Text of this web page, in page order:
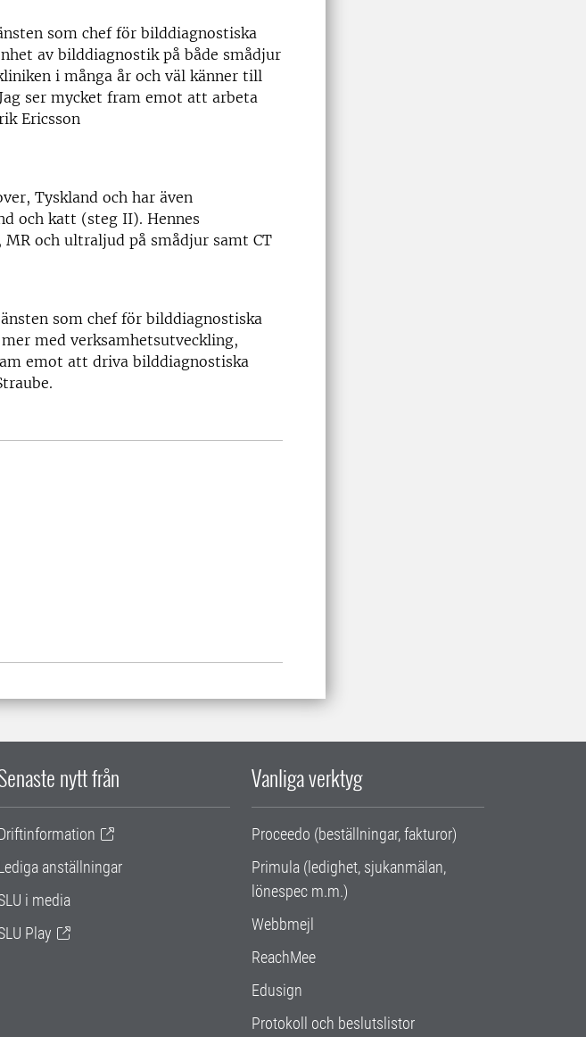
som chef för bilddiagnostiska
av bilddiagnostik på både smådjur
i många år och väl känner till
ser mycket fram emot att arbeta
Ericsson
Tyskland och har även
och katt (steg II). Hennes
och ultraljud på smådjur samt CT
som chef för bilddiagnostiska
med verksamhetsutveckling,
emot att driva bilddiagnostiska
nytt från
anställningar
i media
Play
Vanliga verktyg
Proceedo (beställningar, fakturor)
Primula (ledighet, sjukanmälan,
lönespec m.m.)
Webbmejl
ReachMee
Edusign
Protokoll och beslutslistor